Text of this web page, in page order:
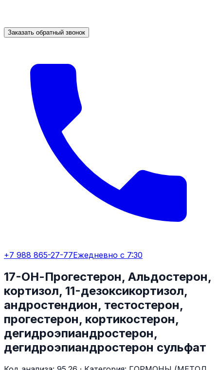
Заказать обратный звонок
+7 988 865-27-77Ежедневно с 7:30
17-ОН-Прогестерон, Альдостерон,
кортизол, 11-дезоксикортизол,
андростендион, тестостерон,
прогестерон, кортикостерон,
дегидроэпиандростерон,
дегидроэпиандростерон сульфат​